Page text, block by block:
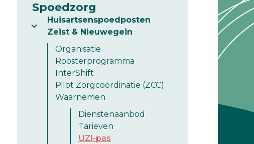
Spoedzorg
Huisartsenspoedposten
Zeist & Nieuwegein
Organisatie
Roosterprogramma
InterShift
Pilot Zorgcoördinatie (ZCC)
Waarnemen
Dienstenaanbod
Tarieven
UZI-pas